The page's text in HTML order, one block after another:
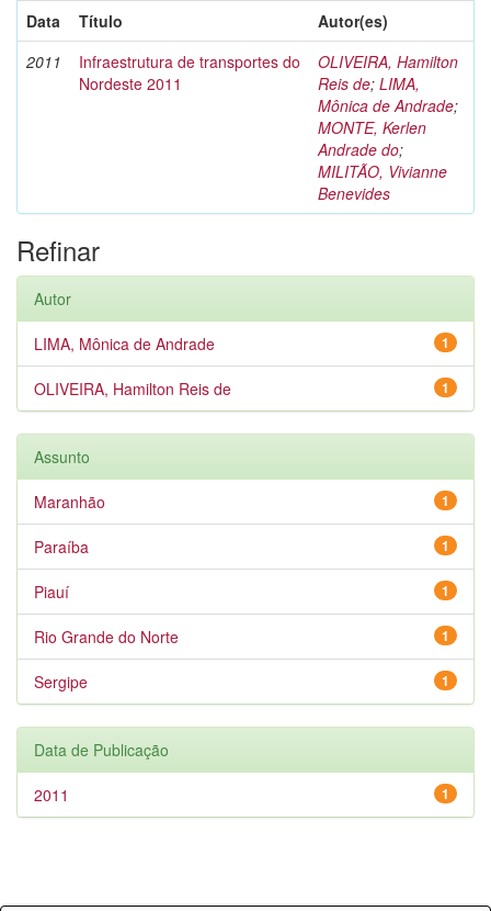
Data
Título
Autor(es)
2011
Infraestrutura de transportes do
Nordeste 2011
OLIVEIRA, Hamilton
Reis de; LIMA,
Mônica de Andrade;
MONTE, Kerlen
Andrade do;
MILITÃO, Vivianne
Benevides
Refinar
Autor
1
LIMA, Mônica de Andrade
1
OLIVEIRA, Hamilton Reis de
Assunto
1
Maranhão
1
Paraíba
1
Piauí
1
Rio Grande do Norte
1
Sergipe
Data de Publicação
1
2011